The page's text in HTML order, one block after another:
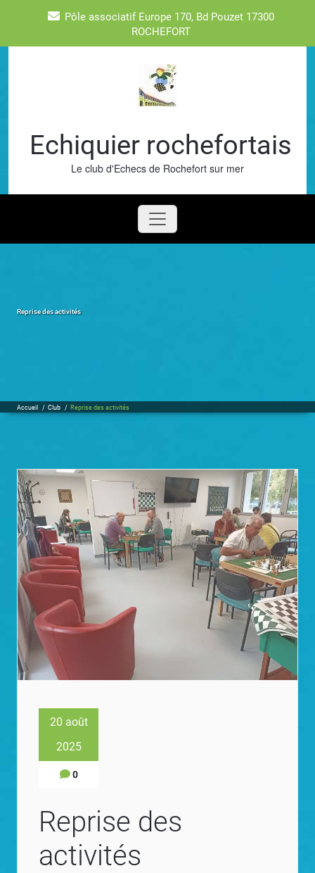
Pôle associatif Europe 170, Bd Pouzet 17300
ROCHEFORT
Echiquier rochefortais
Le club d'Echecs de Rochefort sur mer
Reprise des activités
Accueil / Club / Reprise des activités
20 août
2025
0
Reprise des
activités